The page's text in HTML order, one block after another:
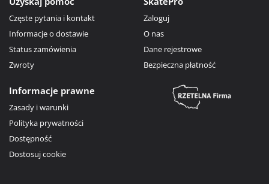
Częste pytania i kontakt
Informacje o dostawie
Status zamówienia
Zwroty
Zaloguj
O nas
Dane rejestrowe
Bezpieczna płatność
Informacje prawne
Zasady i warunki
Polityka prywatności
Dostępność
Dostosuj cookie